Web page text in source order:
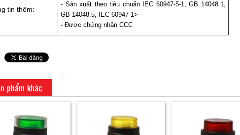
tin thêm:
- Sản xuất theo tiêu chuẩn IEC 60947-5-1, GB 14048.1,
GB 14048.5, IEC 60947-1>
- Được chứng nhận CCC
phẩm khác